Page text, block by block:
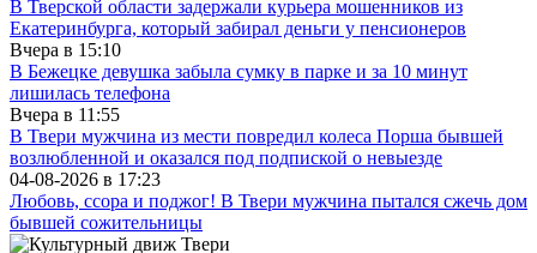
В Тверской области задержали курьера мошенников из
Екатеринбурга, который забирал деньги у пенсионеров
Вчера в 15:10
В Бежецке девушка забыла сумку в парке и за 10 минут
лишилась телефона
Вчера в 11:55
В Твери мужчина из мести повредил колеса Порша бывшей
возлюбленной и оказался под подпиской о невыезде
04-08-2026 в 17:23
Любовь, ссора и поджог! В Твери мужчина пытался сжечь дом
бывшей сожительницы